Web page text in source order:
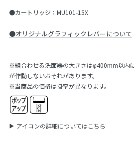
●カートリッジ：MU101-15X
●オリジナルグラフィックレバーについて
※組合わせる洗面器の大きさはφ400mm以内
が作動しないおそれがあります。
※当商品の価格は掛率が異なります。
アイコンの詳細についてはこちら